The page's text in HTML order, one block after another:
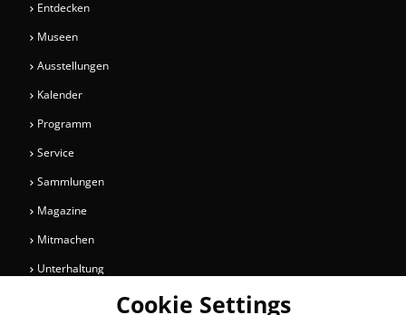
Entdecken
Museen
Ausstellungen
Kalender
Programm
Service
Sammlungen
Magazine
Mitmachen
Unterhaltung
Cookie Settings